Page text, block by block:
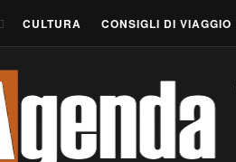
CULTURA CONSIGLI DI VIAGGIO